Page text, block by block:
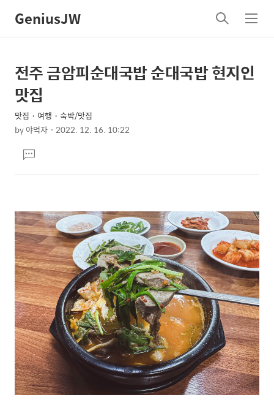
GeniusJW
검
색
메
뉴
상
세
컨
텐
본
문
제
목
전주 금암피순대국밥 순대국밥 현지인
맛집
맛집・여행・숙박/맛집
by야먹자 2022. 12. 16. 10:22
문댓
글